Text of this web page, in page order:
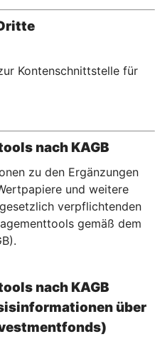
Kontenschnittstelle für
nach KAGB
zu den Ergänzungen
und weitere
verpflichtenden
gemäß dem
nach KAGB
über